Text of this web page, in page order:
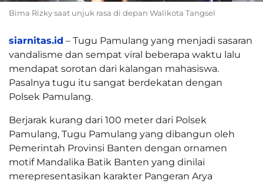
Bima Rizky saat unjuk rasa di depan Walikota Tangsel
siarnitas.id – Tugu Pamulang yang menjadi sasaran
vandalisme dan sempat viral beberapa waktu lalu
mendapat sorotan dari kalangan mahasiswa.
Pasalnya tugu itu sangat berdekatan dengan
Polsek Pamulang.
Berjarak kurang dari 100 meter dari Polsek
Pamulang, Tugu Pamulang yang dibangun oleh
Pemerintah Provinsi Banten dengan ornamen
motif Mandalika Batik Banten yang dinilai
merepresentasikan karakter Pangeran Arya